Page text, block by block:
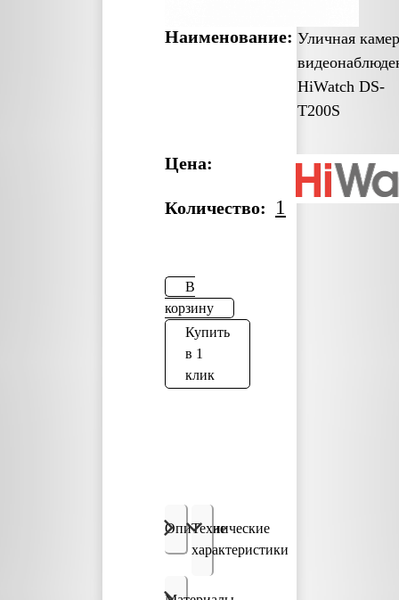
Наименование: Уличная
HiWatch DS-
T200S
Цена:
Количество: 1
В
корзину
Купить
в 1
клик
Описание
Технические
характеристики